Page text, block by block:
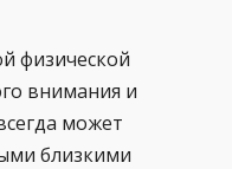
физической
внимания и
может
близкими